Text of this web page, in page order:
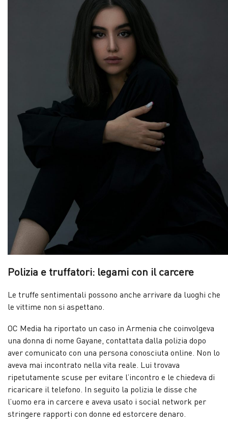
Polizia e truffatori: legami con il carcere
Le truffe sentimentali possono anche arrivare da luoghi che
le vittime non si aspettano.
OC Media ha riportato un caso in Armenia che coinvolgeva
una donna di nome Gayane, contattata dalla polizia dopo
aver comunicato con una persona conosciuta online. Non lo
aveva mai incontrato nella vita reale. Lui trovava
ripetutamente scuse per evitare l’incontro e le chiedeva di
ricaricare il telefono. In seguito la polizia le disse che
l’uomo era in carcere e aveva usato i social network per
stringere rapporti con donne ed estorcere denaro.